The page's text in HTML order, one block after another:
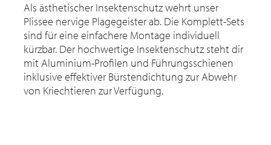
Als ästhetischer Insektenschutz wehrt unser
Plissee nervige Plagegeister ab. Die Komplett-Sets
sind für eine einfachere Montage individuell
kürzbar. Der hochwertige Insektenschutz steht dir
mit Aluminium-Profilen und Führungsschienen
inklusive effektiver Bürstendichtung zur Abwehr
von Kriechtieren zur Verfügung.